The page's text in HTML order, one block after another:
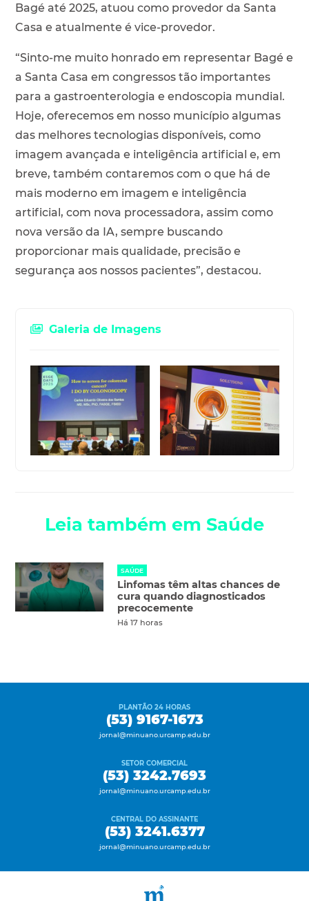
Bagé até 2025, atuou como provedor da Santa
Casa e atualmente é vice-provedor.
“Sinto-me muito honrado em representar Bagé e
a Santa Casa em congressos tão importantes
para a gastroenterologia e endoscopia mundial.
Hoje, oferecemos em nosso município algumas
das melhores tecnologias disponíveis, como
imagem avançada e inteligência artificial e, em
breve, também contaremos com o que há de
mais moderno em imagem e inteligência
artificial, com nova processadora, assim como
nova versão da IA, sempre buscando
proporcionar mais qualidade, precisão e
segurança aos nossos pacientes”, destacou.
Galeria de Imagens
Leia também em Saúde
SAÚDE
Linfomas têm altas chances de
cura quando diagnosticados
precocemente
Há 17 horas
PLANTÃO 24 HORAS
(53) 9167-1673
jornal@minuano.urcamp.edu.br
SETOR COMERCIAL
(53) 3242.7693
jornal@minuano.urcamp.edu.br
CENTRAL DO ASSINANTE
(53) 3241.6377
jornal@minuano.urcamp.edu.br